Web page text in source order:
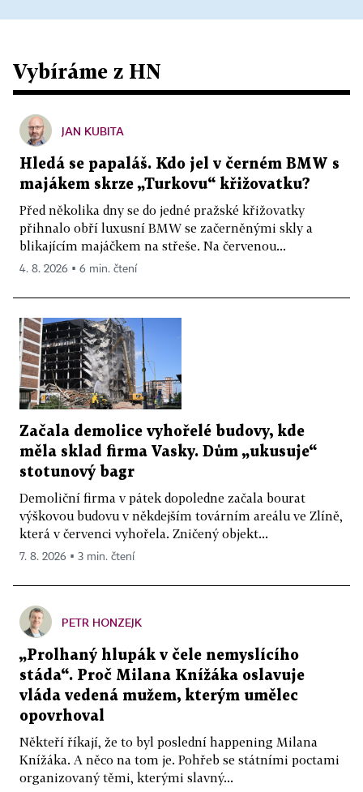
Vybíráme z HN
JAN KUBITA
Hledá se papaláš. Kdo jel v černém BMW s
majákem skrze „Turkovu“ křižovatku?
Před několika dny se do jedné pražské křižovatky
přihnalo obří luxusní BMW se začerněnými skly a
blikajícím majáčkem na střeše. Na červenou...
4. 8. 2026 ▪ 6 min. čtení
Začala demolice vyhořelé budovy, kde
měla sklad firma Vasky. Dům „ukusuje“
stotunový bagr
Demoliční firma v pátek dopoledne začala bourat
výškovou budovu v někdejším továrním areálu ve Zlíně,
která v červenci vyhořela. Zničený objekt...
7. 8. 2026 ▪ 3 min. čtení
PETR HONZEJK
„Prolhaný hlupák v čele nemyslícího
stáda“. Proč Milana Knížáka oslavuje
vláda vedená mužem, kterým umělec
opovrhoval
Někteří říkají, že to byl poslední happening Milana
Knížáka. A něco na tom je. Pohřeb se státními poctami
organizovaný těmi, kterými slavný...